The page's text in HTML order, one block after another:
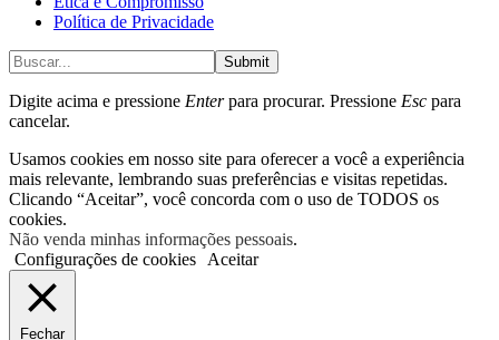
Política de Privacidade
Submit
Digite acima e pressione Enterpara procurar. Pressione Esc para
cancelar.
Usamos cookies em nosso site para oferecer a você a experiência
mais relevante, lembrando suas preferências e visitas repetidas.
Clicando “Aceitar”, você concorda com o uso de TODOS os
cookies.
Não venda minhas informações pessoais.
Configurações de cookies
Aceitar
Fechar